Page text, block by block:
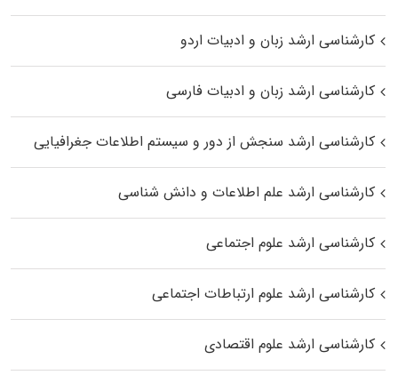
کارشناسی ارشد زبان و ادبیات اردو
کارشناسی ارشد زبان و ادبیات فارسی
کارشناسی ارشد سنجش از دور و سیستم اطلاعات جغرافیایی
کارشناسی ارشد علم اطلاعات و دانش شناسی
کارشناسی ارشد علوم اجتماعی
کارشناسی ارشد علوم ارتباطات اجتماعی
کارشناسی ارشد علوم اقتصادی